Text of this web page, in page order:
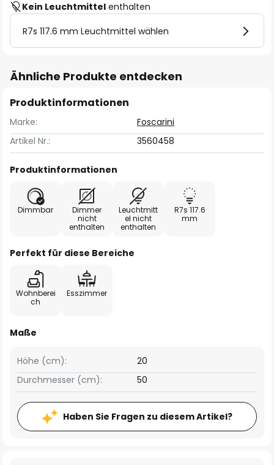
Kein Leuchtmittel enthalten
R7s 117.6 mm Leuchtmittel wählen
Ähnliche Produkte entdecken
Produktinformationen
Marke:
Foscarini
Artikel Nr.:
3560458
Produktinformationen
Dimmbar
Dimmer
nicht
enthalten
Leuchtmitt
el nicht
enthalten
R7s 117.6
mm
Perfekt für diese Bereiche
Wohnberei
ch
Esszimmer
Maße
Höhe (cm):
20
Durchmesser (cm):
50
Haben Sie Fragen zu diesem Artikel?